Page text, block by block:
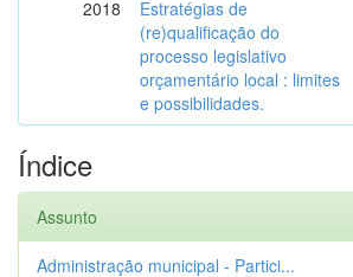
2018
Estratégias de
(re)qualificação do
processo legislativo
orçamentário local : limites
e possibilidades.
Índice
Assunto
Administração municipal - Partici...